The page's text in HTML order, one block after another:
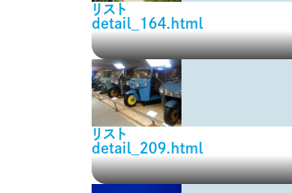
リスト
detail_164.html
リスト
detail_209.html